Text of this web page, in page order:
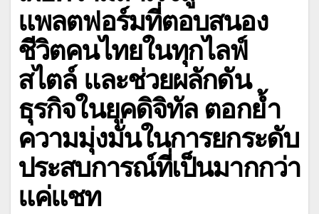
แพลตฟอร์มที่ตอบสนอง
ชีวิตคนไทยในทุกไลฟ์
สไตล์ และช่วยผลักดัน
ธุรกิจในยุคดิจิทัล ตอกย้ำ
ความมุ่งมั่นในการยกระดับ
ประสบการณ์ที่เป็นมากกว่า
แค่แชท